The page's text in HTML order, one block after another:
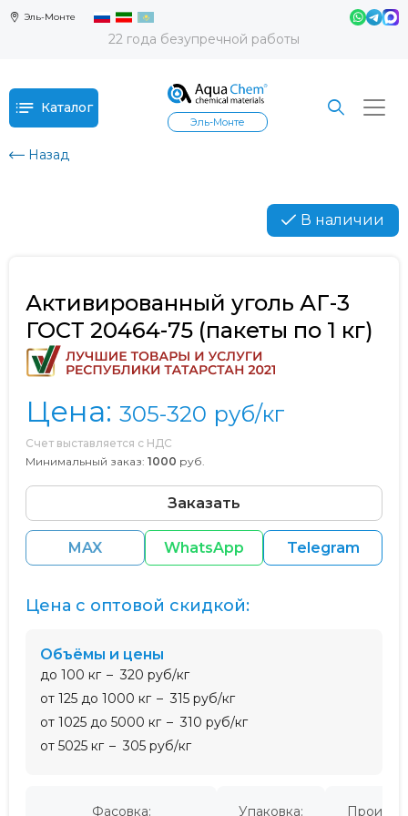
Эль-Монте
22 года безупречной работы
Каталог
Эль-Монте
Назад
В наличии
Активированный уголь АГ-3
ГОСТ 20464-75 (пакеты по 1 кг)
Цена: 305-320 руб/кг
Счет выставляется с НДС
Минимальный заказ: 1000 руб.
Заказать
MAX WhatsApp Telegram
Фасовка:
Упаковка:
Цена с оптовой скидкой:
Объёмы и цены
до 100 кг
320 руб/кг
от 125 до 1000 кг
315 руб/кг
от 1025 до 5000 кг
310 руб/кг
от 5025 кг
305 руб/кг